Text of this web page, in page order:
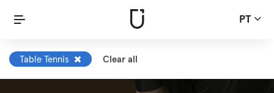
PT
Table Tennis Clear all